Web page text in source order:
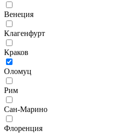
Венеция
Клагенфурт
Краков
Оломуц
Рим
Сан-Марино
Флоренция